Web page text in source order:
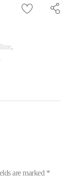
,
are marked *